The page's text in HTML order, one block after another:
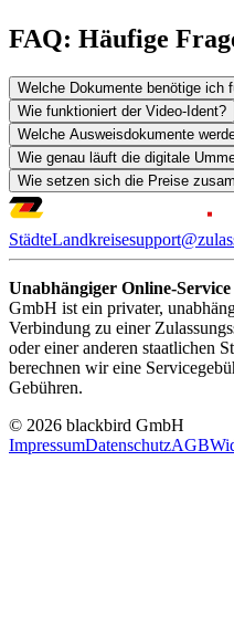
FAQ: Häufige
Welche Dokumente benötige ich
Wie funktioniert der Video-Ident?
Welche Ausweisdokumente
Wie genau läuft die digitale
Wie setzen sich die Preise
StädteLandkreise
Unabhängiger Online-
GmbH ist ein privater,
Verbindung zu einer
oder einer anderen staatlichen
berechnen wir eine
Gebühren.
© 2026 blackbird GmbH
ImpressumDatenschutzAGB